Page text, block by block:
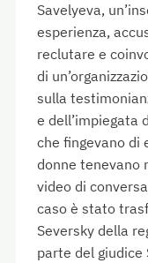
Savelyeva,
esperienza,
reclutare e
di
sulla
e dell’impiegata
che fingevano di
donne tenevano
video di
caso è stato
Seversky della
parte del giudice